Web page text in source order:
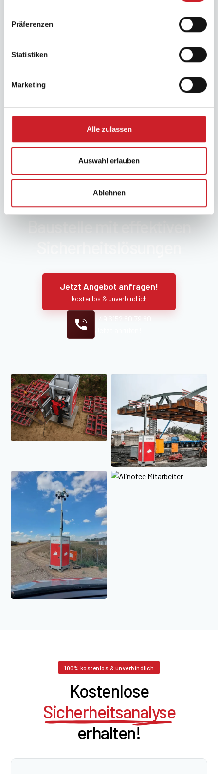
Präferenzen
Statistiken
Marketing
Alle zulassen
Auswahl erlauben
Ablehnen
Überzogene Kosten- und Zeitpläne
Alinotec schützt Ihre
Baustelle mit effektiven
Jetzt Angebot anfragen!
kostenlos & unverbindlich
100% kostenlos & unverbindlich
Kostenlose
Sicherheitsanalyse
erhalten!